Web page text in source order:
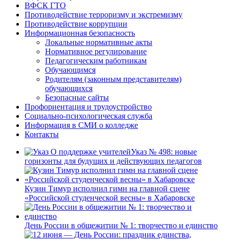
ВФСК ГТО
Противодействие терроризму и экстремизму
Противодействие коррупции
Информационная безопасность
Локальные нормативные акты
Нормативное регулирование
Педагогическим работникам
Обучающимся
Родителям (законным представителям)
обучающихся
Безопасные сайты
Профориентация и трудоустройство
Социально-психологическая служба
Информация в СМИ о колледже
Контакты
Указ № 498: новые
горизонты для будущих и действующих педагогов
Кузин Тимур исполнил гимн на главной сцене
«Российской студенческой весны» в Хабаровске
День России в общежитии № 1: творчество и единство